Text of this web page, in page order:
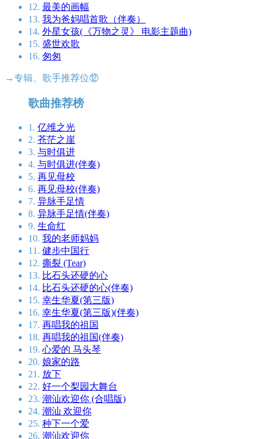
12. 最美的画幅
13. 我为爸妈唱首歌（伴奏）
14. 外星女孩(《万物之灵》 电影主题曲)
15. 盛世欢歌
16. 匆匆
→专辑、歌手推荐位⑫
歌曲推荐榜
1. 亿维之光
2. 苍茫之崖
3. 与时俱进
4. 与时俱进(伴奏)
5. 再见母校
6. 再见母校(伴奏)
7. 异脉手足情
8. 异脉手足情(伴奏)
9. 生命红
10. 我的老师妈妈
11. 健步中国行
12. 撕裂 (Tear)
13. 比石头还硬的心
14. 比石头还硬的心(伴奏)
15. 幸生华夏(第三版)
16. 幸生华夏(第三版)(伴奏)
17. 再唱我的祖国
18. 再唱我的祖国(伴奏)
19. 心爱的 马头琴
20. 娘家的路
21. 放下
22. 好一个梨园大舞台
23. 潮汕欢迎你 (合唱版)
24. 潮汕 欢迎你
25. 种下一个爱
26. 潮汕欢迎你